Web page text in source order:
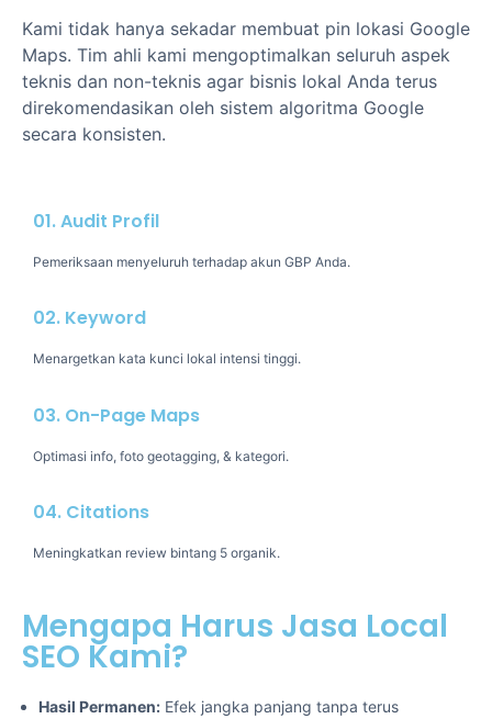
Kami tidak hanya sekadar membuat pin lokasi Google
Maps. Tim ahli kami mengoptimalkan seluruh aspek
teknis dan non-teknis agar bisnis lokal Anda terus
direkomendasikan oleh sistem algoritma Google
secara konsisten.
01. Audit Profil
Pemeriksaan menyeluruh terhadap akun GBP Anda.
02. Keyword
Menargetkan kata kunci lokal intensi tinggi.
03. On-Page Maps
Optimasi info, foto geotagging, & kategori.
04. Citations
Meningkatkan review bintang 5 organik.
Mengapa Harus Jasa Local
SEO Kami?
Hasil Permanen: Efek jangka panjang tanpa terus